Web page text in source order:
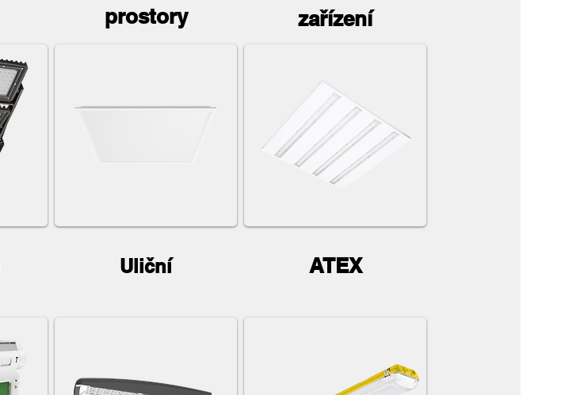
prostory
zařízení
Uliční ATEX